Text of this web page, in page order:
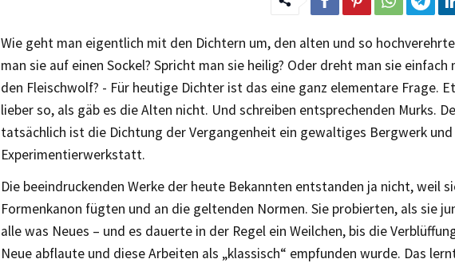
Wie geht man eigentlich mit den Dichtern um, den alten und so
man sie auf einen Sockel? Spricht man sie heilig? Oder dreht man sie einfach
den Fleischwolf? - Für heutige Dichter ist das eine ganz elementare Frage.
lieber so, als gäb es die Alten nicht. Und schreiben entsprechenden Murks.
tatsächlich ist die Dichtung der Vergangenheit ein gewaltiges Bergwerk und
Experimentierwerkstatt.
Die beeindruckenden Werke der heute Bekannten entstanden ja nicht, weil
Formenkanon fügten und an die geltenden Normen. Sie probierten, als sie
alle was Neues – und es dauerte in der Regel ein Weilchen, bis die
Neue abflaute und diese Arbeiten als „klassisch“ empfunden wurde. Das